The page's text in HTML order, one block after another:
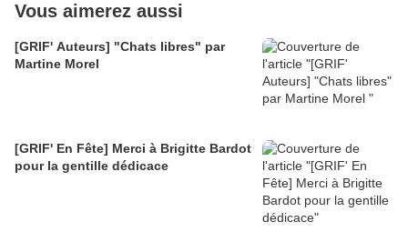
Vous aimerez aussi
[GRIF' Auteurs] "Chats libres" par
Martine Morel
[GRIF' En Fête] Merci à Brigitte Bardot
pour la gentille dédicace